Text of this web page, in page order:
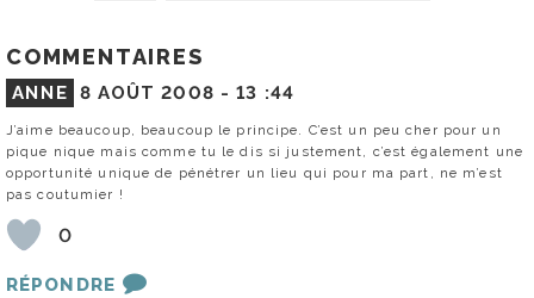
COMMENTAIRES
ANNE 8 AOÛT 2008 -13 :44
J’aime beaucoup, beaucoup le principe. C’est un peu cher pour un
pique nique mais comme tu le dis si justement, c’est également une
opportunité unique de pénétrer un lieu qui pour ma part, ne m’est
pas coutumier !
0
RÉPONDRE